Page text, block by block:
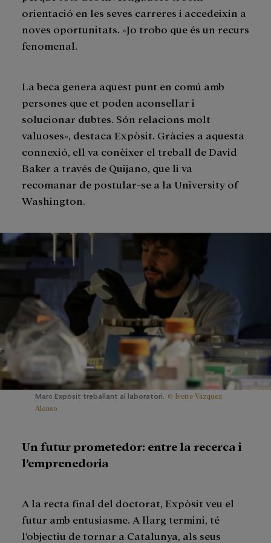
orientació en les seves carreres i accedeixin a
noves oportunitats. «Jo trobo que és un recurs
fenomenal.
La beca genera aquest punt en comú amb
persones que et poden aconsellar i
solucionar dubtes. Són relacions molt
valuoses», destaca Expòsit. Gràcies a aquesta
connexió, ell va conèixer el treball de David
Baker a través de Quijano, que li va
recomanar de postular-se a la University of
Washington.
Marc Expòsit treballant al laboratori. © Ivette Vázquez
Alonso
Un futur prometedor: entre la recerca i
l’emprenedoria
A la recta final del doctorat, Expòsit veu el
futur amb entusiasme. A llarg termini, té
l’objectiu de tornar a Catalunya, als seus